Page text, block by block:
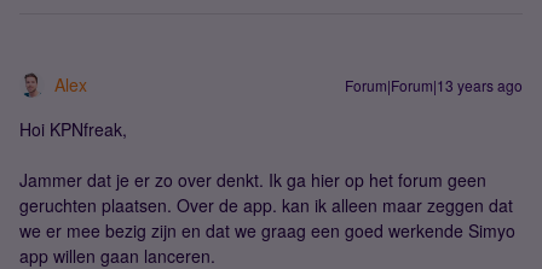
Alex Forum|Forum|13 years ago
Hoi KPNfreak,
Jammer dat je er zo over denkt. Ik ga hier op het forum geen
geruchten plaatsen. Over de app. kan ik alleen maar zeggen dat
we er mee bezig zijn en dat we graag een goed werkende Simyo
app willen gaan lanceren.